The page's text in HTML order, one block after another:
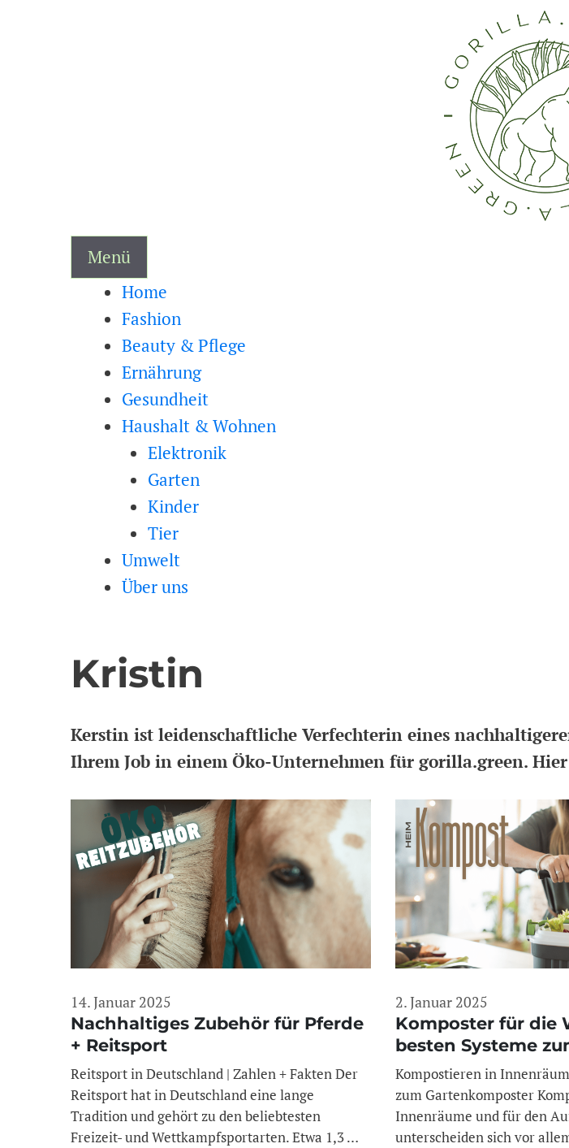
Menü
Home
Fashion
Beauty & Pflege
Ernährung
Gesundheit
Haushalt & Wohnen
Elektronik
Garten
Kinder
Tier
Umwelt
Über uns
Kristin
Kerstin ist leidenschaftliche Verfechterin eines
Ihrem Job in einem Öko-Unternehmen für gorilla.green.
Nachhaltiges Zubehör für Pferde
+ Reitsport
14. Januar 2025
Reitsport in Deutschland | Zahlen + Fakten Der
Reitsport hat in Deutschland eine lange
Tradition und gehört zu den beliebtesten
Freizeit- und Wettkampfsportarten. Etwa 1,3 …
Komposter für die
besten Systeme
Kompostieren in
2. Januar 2025
Kompostieren in
zum Gartenkomposter
Innenräume und für den
unterscheiden sich vor